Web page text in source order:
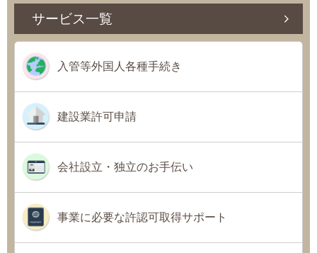
サービス一覧
入管等外国人各種手続き
建設業許可申請
会社設立・独立のお手伝い
事業に必要な許認可取得サポート